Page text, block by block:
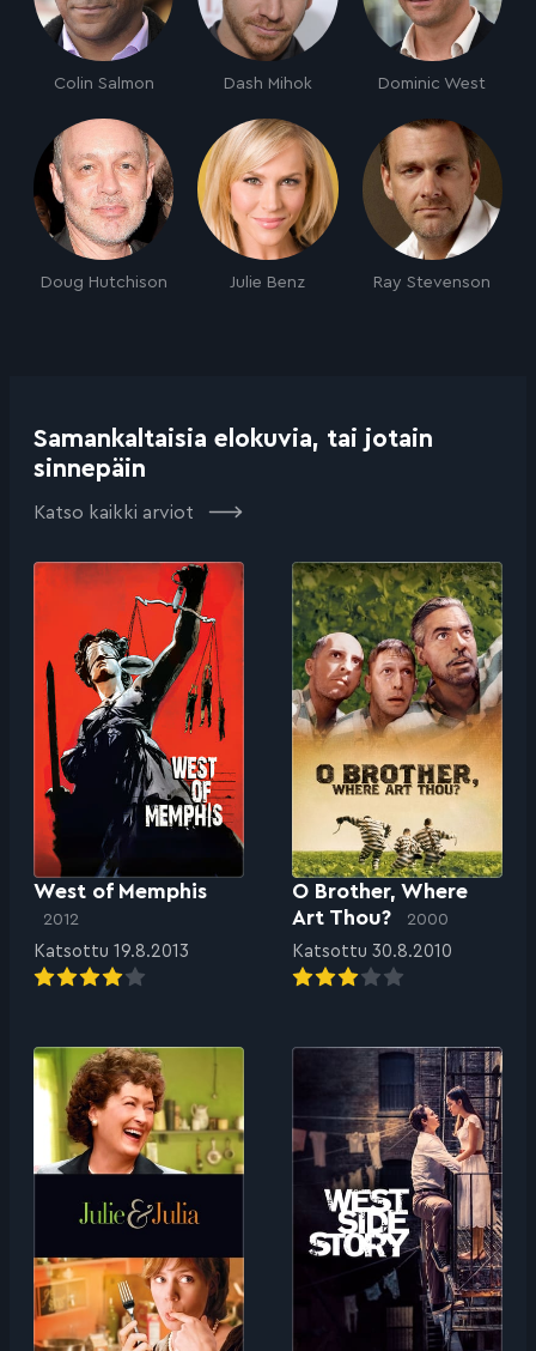
Colin Salmon Dash Mihok Dominic West
Doug Hutchison Julie Benz Ray Stevenson
Samankaltaisia elokuvia, tai jotain
sinnepäin
Katso kaikki arviot
West of Memphis
2012
Katsottu 19.8.2013
O Brother, Where
Art Thou?
2000
Katsottu 30.8.2010